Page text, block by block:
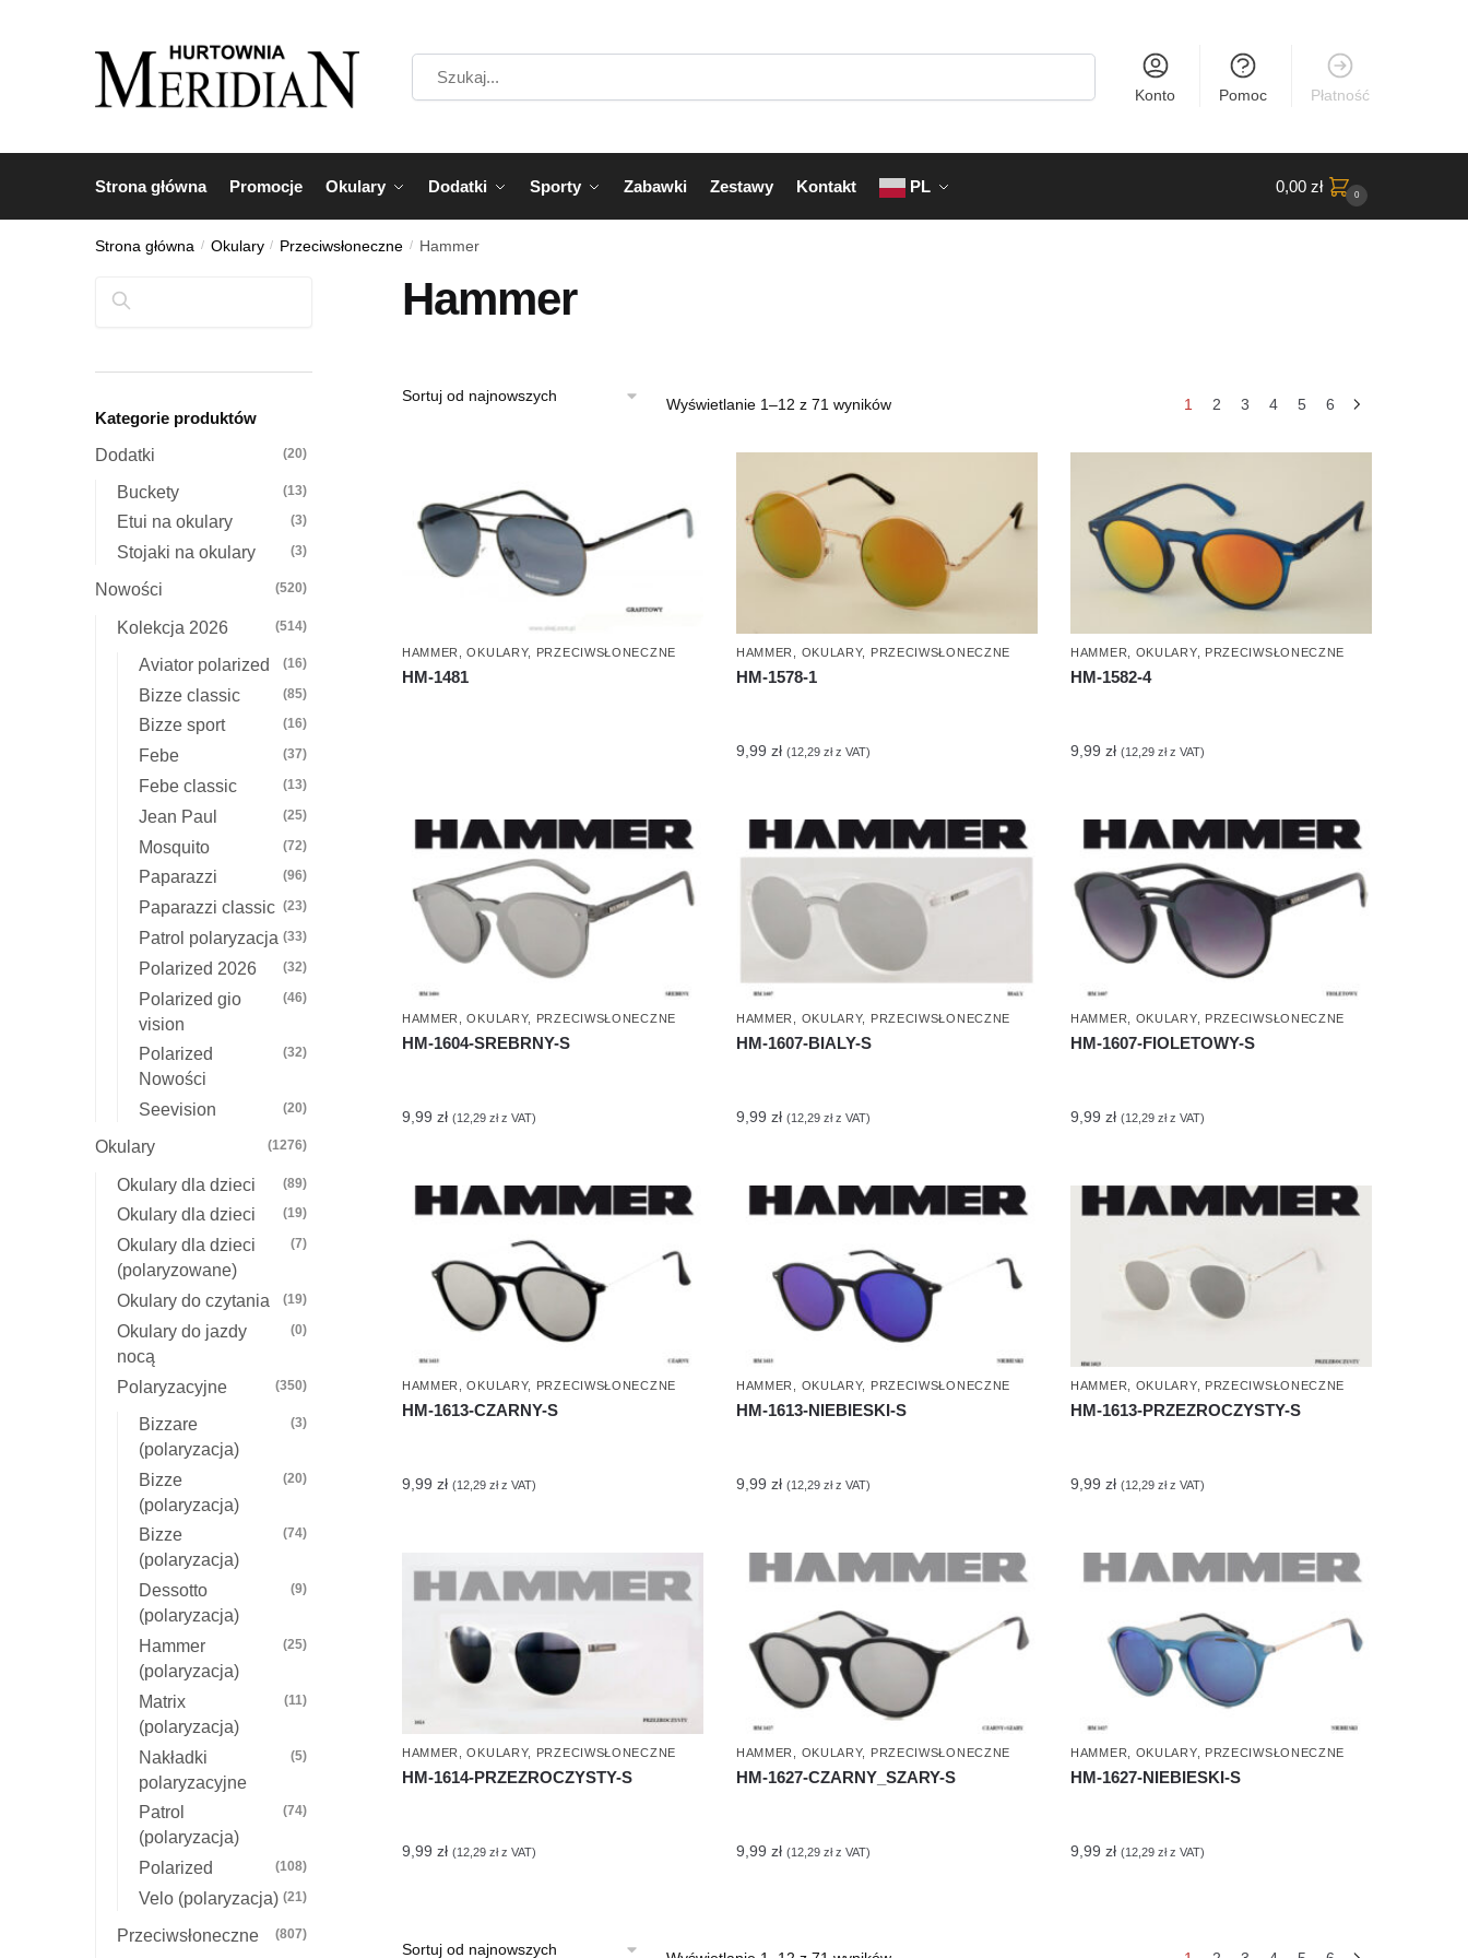
Konto Pomoc Płatność
Strona główna Promocje Okulary Dodatki Sporty Zabawki Zestawy Kontakt PL 0,00 zł 0
Strona główna / Okulary / Przeciwsłoneczne / Hammer
Hammer
Wyświetlanie 1–12 z 71 wynikówPosortowane
najnowszych
1 2 3 4 5 6
HAMMER ,OKULARY, PRZECIWSŁONECZNE
HM-1481
HAMMER OKULARY, PRZECIWSŁONECZNE
HM-1578-1
9,99 zł (12,29 złz VAT)
HAMMER OKULARY, PRZECIWSŁONECZNE
HM-1582-4
9,99zł (12,29złz VAT)
HAMMER ,OKULARY, PRZECIWSŁONECZNE
HM-1604-SREBRNY-S
9,99 zł (12,29 złz VAT)
HAMMER OKULARY, PRZECIWSŁONECZNE
HM-1607-BIALY-S
9,99 zł (12,29 złz VAT)
HAMMER OKULARY, PRZECIWSŁONECZNE
HM-1607-FIOLETOWY-S
9,99zł (12,29złz VAT)
HAMMER ,OKULARY, PRZECIWSŁONECZNE
HM-1613-CZARNY-S
9,99 zł (12,29 złz VAT)
HAMMER OKULARY, PRZECIWSŁONECZNE
HM-1613-NIEBIESKI-S
9,99 zł (12,29 złz VAT)
HAMMER OKULARY, PRZECIWSŁONECZNE
HM-1613-PRZEZROCZYSTY-S
9,99zł (12,29złz VAT)
HAMMER ,OKULARY, PRZECIWSŁONECZNE
HM-1614-PRZEZROCZYSTY-S
9,99 zł (12,29 złz VAT)
HAMMER OKULARY, PRZECIWSŁONECZNE
HM-1627-CZARNY_SZARY-S
9,99 zł (12,29 złz VAT)
HAMMER OKULARY, PRZECIWSŁONECZNE
HM-1627-NIEBIESKI-S
9,99zł (12,29złz VAT)
Szukaj
Kategorie produktów
Dodatki
(20)
Buckety (13)
Etui na okulary (3)
Stojaki na okulary (3)
Nowości (520)
Kolekcja 2026 (514)
Aviator polarized (16)
Bizze classic (85)
Bizze sport (16)
Febe (37)
Febe classic (13)
Jean Paul (25)
Mosquito (72)
Paparazzi (96)
Paparazzi classic (23)
Patrol polaryzacja (33)
Polarized 2026 (32)
Polarized gio
vision
(46)
Polarized
Nowości
(32)
Seevision (20)
Okulary (1276)
Okulary dla dzieci (89)
Okulary dla dzieci (19)
Okulary dla dzieci
(polaryzowane)
(7)
Okulary do czytania (19)
Okulary do jazdy
nocą
(0)
Polaryzacyjne (350)
Bizzare
(polaryzacja)
(3)
Bizze
(polaryzacja)
(20)
Bizze
(polaryzacja)
(74)
Dessotto
(polaryzacja)
(9)
Hammer
(polaryzacja)
(25)
Matrix
(polaryzacja)
(11)
Nakładki
polaryzacyjne
(5)
Patrol
(polaryzacja)
(74)
Polarized (108)
Velo (polaryzacja) (21)
Przeciwsłoneczne (807)